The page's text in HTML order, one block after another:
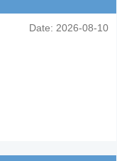
Date: 2026-08-10